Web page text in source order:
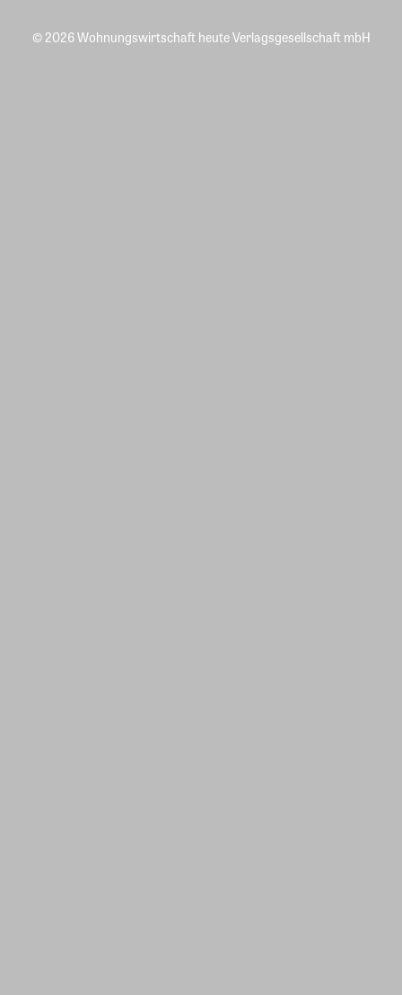
© 2026 Wohnungswirtschaft heute Verlagsgesellschaft mbH